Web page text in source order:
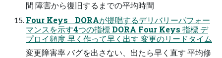
間 障害から復旧するまでの平均時間
Four Keys DORAが提唱するデリバリーパフォー
マンスを示す4つの指標 DORA Four Keys 指標 デ
プロイ頻度 早く作って早く出す 変更のリードタイム
変更障害率 バグを出さない、出たら早く直す 平均修